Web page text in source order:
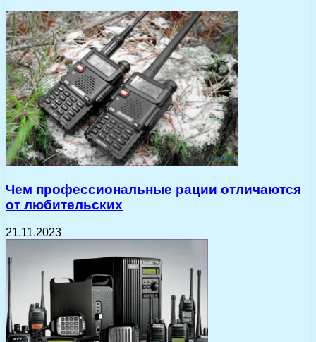
Чем профессиональные рации отличаются
от любительских
21.11.2023